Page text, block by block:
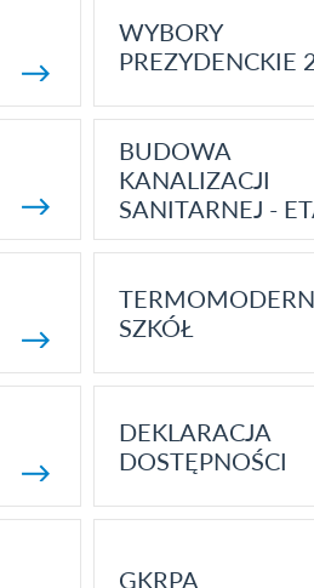
WYBORY
PREZYDENCKIE
BUDOWA
KANALIZACJI
SANITARNEJ -
SZKÓŁ
DEKLARACJA
DOSTĘPNOŚCI
GKRPA